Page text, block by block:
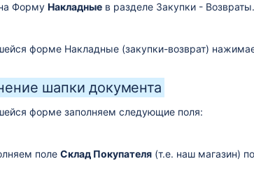
от покупателя
Форму Накладные в разделе Закупки - Возвраты.
форме Накладные (закупки-возврат)
шапки документа
форме заполняем следующие поля:
поле Склад Покупателя (т.е. наш магазин)